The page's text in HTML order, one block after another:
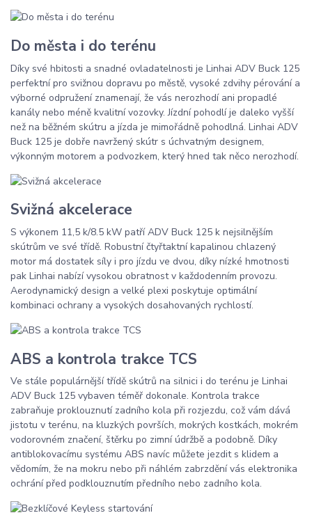
Do města i do terénu
Díky své hbitosti a snadné ovladatelnosti je Linhai ADV Buck 125
perfektní pro svižnou dopravu po městě, vysoké zdvihy pérování a
výborné odpružení znamenají, že vás nerozhodí ani propadlé
kanály nebo méně kvalitní vozovky. Jízdní pohodlí je daleko vyšší
než na běžném skútru a jízda je mimořádně pohodlná. Linhai ADV
Buck 125 je dobře navržený skútr s úchvatným designem,
výkonným motorem a podvozkem, který hned tak něco nerozhodí.
Svižná akcelerace
S výkonem 11,5 k/8.5 kW patří ADV Buck 125 k nejsilnějším
skútrům ve své třídě. Robustní čtyřtaktní kapalinou chlazený
motor má dostatek síly i pro jízdu ve dvou, díky nízké hmotnosti
pak Linhai nabízí vysokou obratnost v každodenním provozu.
Aerodynamický design a velké plexi poskytuje optimální
kombinaci ochrany a vysokých dosahovaných rychlostí.
ABS a kontrola trakce TCS
Ve stále populárnější třídě skútrů na silnici i do terénu je Linhai
ADV Buck 125 vybaven téměř dokonale. Kontrola trakce
zabraňuje proklouznutí zadního kola při rozjezdu, což vám dává
jistotu v terénu, na kluzkých površích, mokrých kostkách, mokrém
vodorovném značení, štěrku po zimní údržbě a podobně. Díky
antiblokovacímu systému ABS navíc můžete jezdit s klidem a
vědomím, že na mokru nebo při náhlém zabrzdění vás elektronika
ochrání před podklouznutím předního nebo zadního kola.